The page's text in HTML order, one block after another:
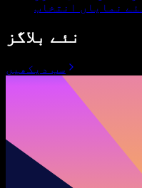
نئے بلاگز
سب دیکھیں